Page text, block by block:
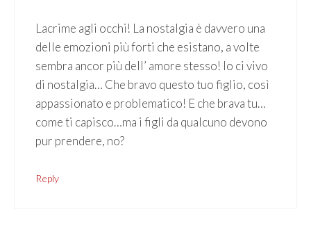
Lacrime agli occhi! La nostalgia è davvero una
delle emozioni più forti che esistano, a volte
sembra ancor più dell’ amore stesso! Io ci vivo
di nostalgia… Che bravo questo tuo figlio, così
appassionato e problematico! E che brava tu…
come ti capisco…ma i figli da qualcuno devono
pur prendere, no?
Reply